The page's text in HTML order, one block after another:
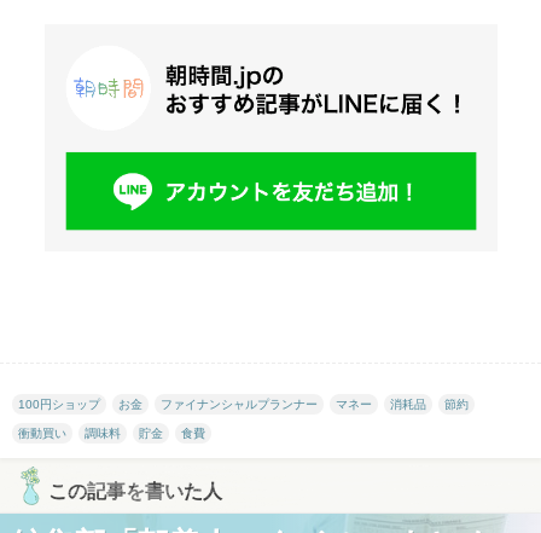
100円ショップ お金 ファイナンシャルプランナー マネー 消耗品 節約
衝動買い 調味料 貯金 食費
この記事を書いた人